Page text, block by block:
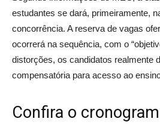
estudantes se dará, primeiramente,
concorrência. A reserva de vagas
ocorrerá na sequência, com o
distorções, os candidatos realmente
compensatória para acesso ao
Confira o